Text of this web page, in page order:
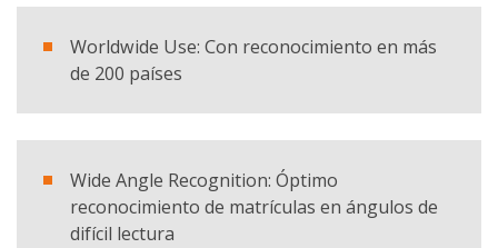
Comentario
Productos
Worldwide Use: Con reconocimiento en más
de 200 países
Wide Angle Recognition: Óptimo
reconocimiento de matrículas en ángulos de
difícil lectura